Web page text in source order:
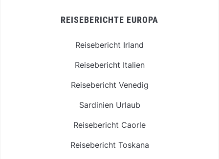
REISEBERICHTE EUROPA
Reisebericht Irland
Reisebericht Italien
Reisebericht Venedig
Sardinien Urlaub
Reisebericht Caorle
Reisebericht Toskana